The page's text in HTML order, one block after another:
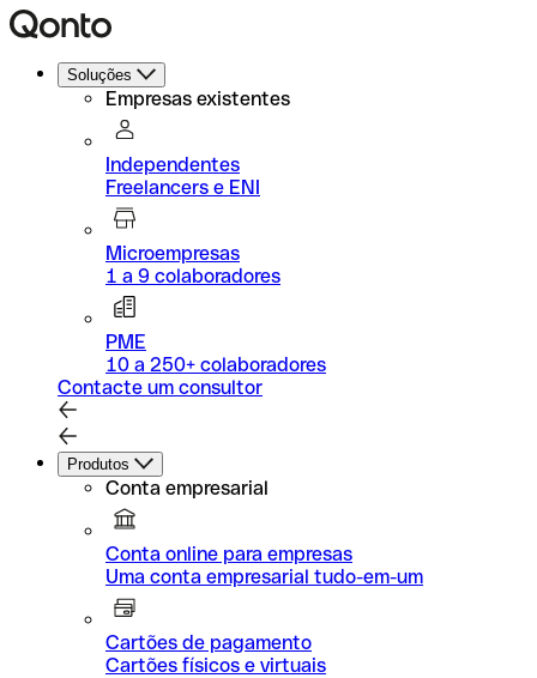
Soluções
Empresas existentes
Independentes
Freelancers e ENI
Microempresas
1 a 9 colaboradores
PME
10 a 250+ colaboradores
Contacte um consultor
Produtos
Conta empresarial
Conta online para empresas
Uma conta empresarial tudo-em-um
Cartões de pagamento
Cartões físicos e virtuais